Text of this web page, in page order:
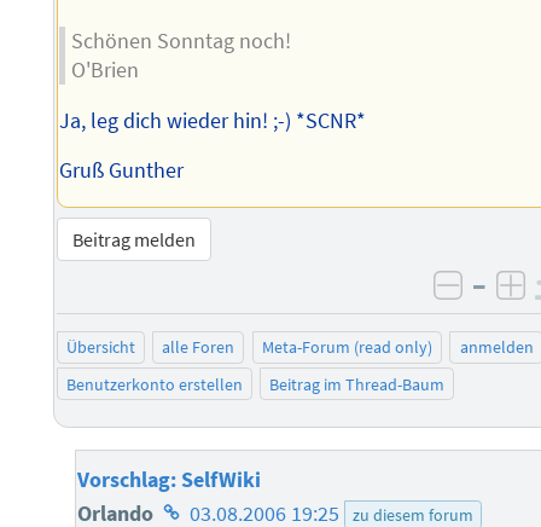
Schönen Sonntag noch!
O'Brien
Ja, leg dich wieder hin! ;-) *SCNR*
Gruß Gunther
Beitrag melden
–
Übersicht alle Foren Meta-Forum (read only)
anmelden
Benutzerkonto erstellen
Beitrag im Thread-Baum
Vorschlag: SelfWiki
Orlando Homepage
03.08.2006 19:25 zu diesem forum